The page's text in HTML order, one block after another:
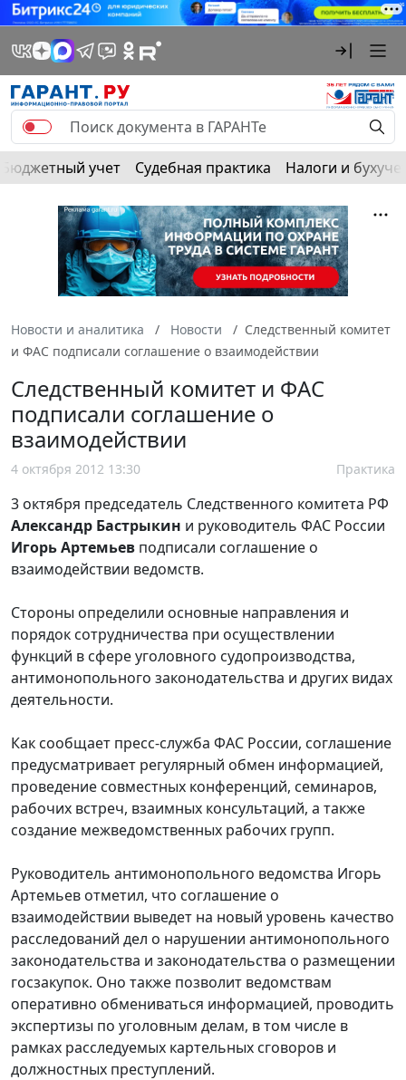
Бюджетный учет Судебная практика Налоги и
Новости и аналитика Новости
Следственный комитет
и ФАС подписали соглашение о взаимодействии
Следственный комитет и ФАС
подписали соглашение о
взаимодействии
4 октября 2012 13:30 Практика
3 октября председатель Следственного комитета РФ
Александр Бастрыкин и руководитель ФАС России
Игорь Артемьев подписали соглашение о
взаимодействии ведомств.
Стороны определили основные направления и
порядок сотрудничества при осуществлении
функций в сфере уголовного судопроизводства,
антимонопольного законодательства и других видах
деятельности.
Как сообщает пресс-служба ФАС России, соглашение
предусматривает регулярный обмен информацией,
проведение совместных конференций, семинаров,
рабочих встреч, взаимных консультаций, а также
создание межведомственных рабочих групп.
Руководитель антимонопольного ведомства Игорь
Артемьев отметил, что соглашение о
взаимодействии выведет на новый уровень качество
расследований дел о нарушении антимонопольного
законодательства и законодательства о размещении
госзакупок. Оно также позволит ведомствам
оперативно обмениваться информацией, проводить
экспертизы по уголовным делам, в том числе в
рамках расследуемых картельных сговоров и
должностных преступлений.